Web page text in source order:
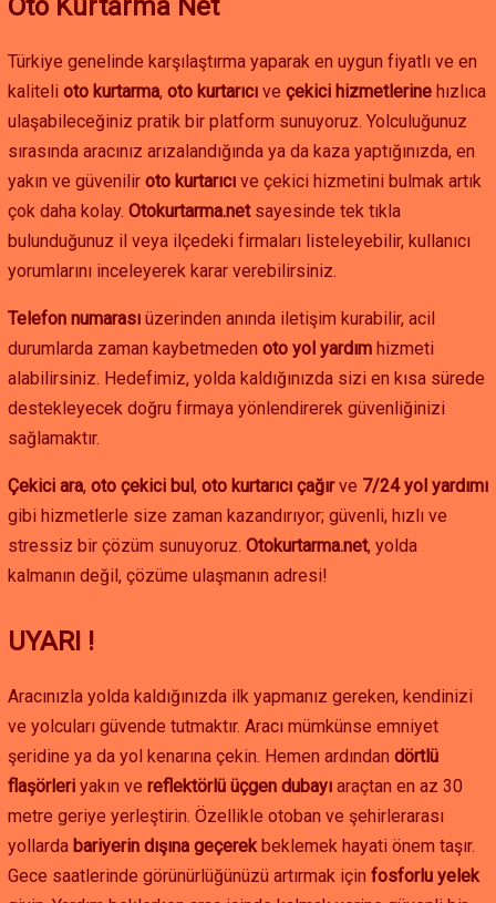
Oto Kurtarma Net
Türkiye genelinde karşılaştırma yaparak en uygun fiyatlı ve en
kaliteli oto kurtarma, oto kurtarıcı ve çekici hizmetlerine hızlıca
ulaşabileceğiniz pratik bir platform sunuyoruz. Yolculuğunuz
sırasında aracınız arızalandığında ya da kaza yaptığınızda, en
yakın ve güvenilir oto kurtarıcı ve çekici hizmetini bulmak artık
çok daha kolay. Otokurtarma.netsayesinde tek tıkla
bulunduğunuz il veya ilçedeki firmaları listeleyebilir, kullanıcı
yorumlarını inceleyerek karar verebilirsiniz.
Telefon numarası üzerinden anında iletişim kurabilir, acil
durumlarda zaman kaybetmeden oto yol yardım hizmeti
alabilirsiniz. Hedefimiz, yolda kaldığınızda sizi en kısa sürede
destekleyecek doğru firmaya yönlendirerek güvenliğinizi
sağlamaktır.
Çekici ara, oto çekici bul, oto kurtarıcı çağırve 7/24 yol yardımı
gibi hizmetlerle size zaman kazandırıyor; güvenli, hızlı ve
stressiz bir çözüm sunuyoruz. Otokurtarma.net, yolda
kalmanın değil, çözüme ulaşmanın adresi!
UYARI !
Aracınızla yolda kaldığınızda ilk yapmanız gereken, kendinizi
ve yolcuları güvende tutmaktır. Aracı mümkünse emniyet
şeridine ya da yol kenarına çekin. Hemen ardından dörtlü
flaşörleri yakın ve reflektörlü üçgen dubayı araçtan en az 30
metre geriye yerleştirin. Özellikle otoban ve şehirlerarası
yollarda bariyerin dışına geçerek beklemek hayati önem taşır.
Gece saatlerinde görünürlüğünüzü artırmak için fosforlu yelek